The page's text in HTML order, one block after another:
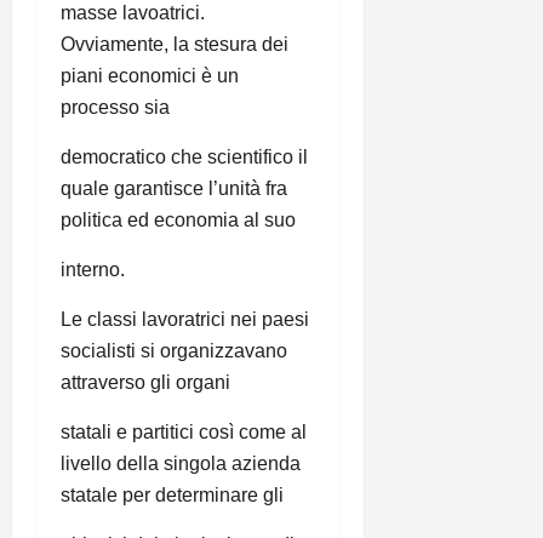
masse lavoatrici.
Ovviamente, la stesura dei
piani economici è un
processo sia
democratico che scientifico il
quale garantisce l’unità fra
politica ed economia al suo
interno.
Le classi lavoratrici nei paesi
socialisti si organizzavano
attraverso gli organi
statali e partitici così come al
livello della singola azienda
statale per determinare gli